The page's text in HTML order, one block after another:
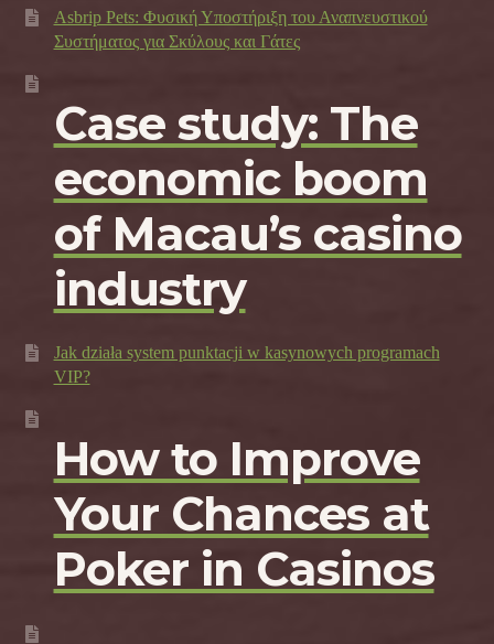
Asbrip Pets: Φυσική Υποστήριξη του Αναπνευστικού
Συστήματος για Σκύλους και Γάτες
Case study: The
economic boom
of Macau’s casino
industry
Jak działa system punktacji w kasynowych programach
VIP?
How to Improve
Your Chances at
Poker in Casinos